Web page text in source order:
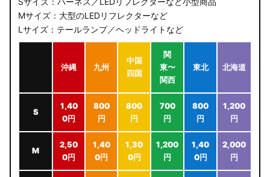
Mサイズ：大型のLEDリフレクターなど
Lサイズ：テールランプ／ヘッドライトなど
沖縄 九州
中国
四国
関
東〜
関西
東北 北海道
S
1,40
0円
800
円
800
円
700
円
800
円
1,200
円
M
2,50
0円
1,40
0円
1,30
0円
1,200
円
1,40
0円
2,000
円